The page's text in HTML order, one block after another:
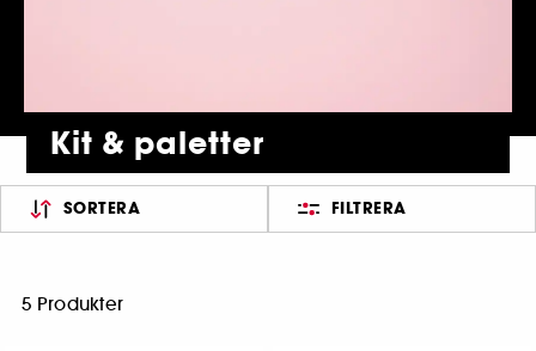
Kit & paletter
SORTERA FILTRERA
5 Produkter